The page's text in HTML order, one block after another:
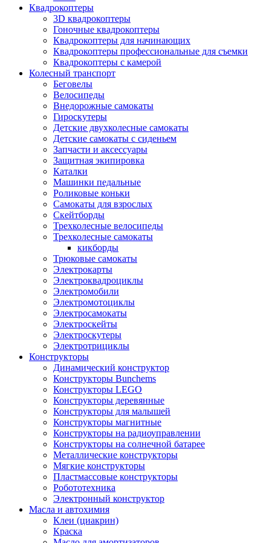
Квадрокоптеры
3D квадрокоптеры
Гоночные квадрокоптеры
Квадрокоптеры для начинающих
Квадрокоптеры профессиональные для съемки
Квадрокоптеры с камерой
Колесный транспорт
Беговелы
Велосипеды
Внедорожные самокаты
Гироскутеры
Детские двухколесные самокаты
Детские самокаты с сиденьем
Запчасти и аксессуары
Защитная экипировка
Каталки
Машинки педальные
Роликовые коньки
Самокаты для взрослых
Скейтборды
Трехколесные велосипеды
Трехколесные самокаты
кикборды
Трюковые самокаты
Электрокарты
Электроквадроциклы
Электромобили
Электромотоциклы
Электросамокаты
Электроскейты
Электроскутеры
Электротрициклы
Конструкторы
Динамический конструктор
Конструкторы Bunchems
Конструкторы LEGO
Конструкторы деревянные
Конструкторы для малышей
Конструкторы магнитные
Конструкторы на радиоуправлении
Конструкторы на солнечной батарее
Металлические конструкторы
Мягкие конструкторы
Пластмассовые конструкторы
Робототехника
Электронный конструктор
Масла и автохимия
Клеи (циакрин)
Краска